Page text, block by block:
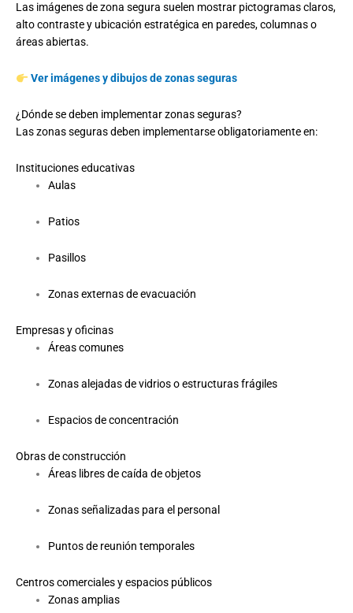
Las imágenes de zona segura suelen mostrar pictogramas claros,
alto contraste y ubicación estratégica en paredes, columnas o
áreas abiertas.
Ver imágenes y dibujos de zonas seguras
¿Dónde se deben implementar zonas seguras?
Las zonas seguras deben implementarse obligatoriamente en:
Instituciones educativas
Aulas
Patios
Pasillos
Zonas externas de evacuación
Empresas y oficinas
Áreas comunes
Zonas alejadas de vidrios o estructuras frágiles
Espacios de concentración
Obras de construcción
Áreas libres de caída de objetos
Zonas señalizadas para el personal
Puntos de reunión temporales
Centros comerciales y espacios públicos
Zonas amplias